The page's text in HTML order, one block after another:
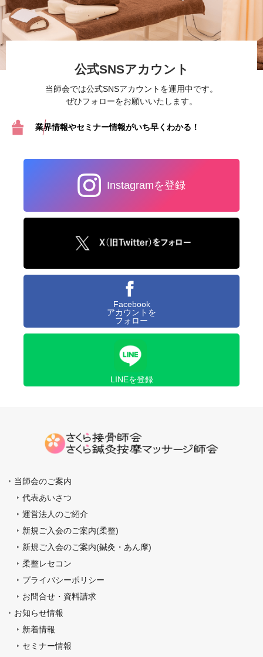
公式SNSアカウント
当師会では公式SNSアカウントを運用中です。
ぜひフォローをお願いいたします。
業界情報やセミナー情報がいち早くわかる！
Instagramを登録
Facebook
アカウントを
フォロー
LINEを登録
当師会のご案内
代表あいさつ
運営法人のご紹介
新規ご入会のご案内(柔整)
新規ご入会のご案内(鍼灸・あん摩)
柔整レセコン
プライバシーポリシー
お問合せ・資料請求
お知らせ情報
新着情報
セミナー情報